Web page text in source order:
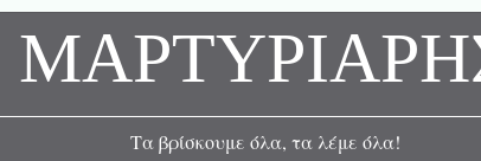
Τα βρίσκουμε όλα, τα λέμε όλα!